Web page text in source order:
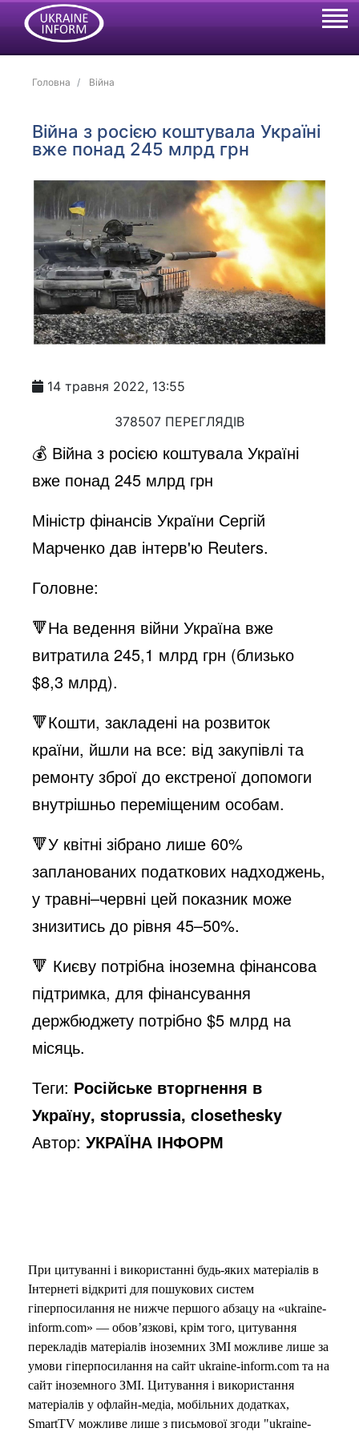
Головна Війна
Війна з росією коштувала Україні
вже понад 245 млрд грн
14 травня 2022, 13:55
378507 ПЕРЕГЛЯДІВ
💰 Війна з росією коштувала Україні
вже понад 245 млрд грн
Міністр фінансів України Сергій
Марченко дав інтерв'ю Reuters.
Головне:
🔻На ведення війни Україна вже
витратила 245,1 млрд грн (близько
$8,3 млрд).
🔻Кошти, закладені на розвиток
країни, йшли на все: від закупівлі та
ремонту зброї до екстреної допомоги
внутрішньо переміщеним особам.
🔻У квітні зібрано лише 60%
запланованих податкових надходжень,
у травні–червні цей показник може
знизитись до рівня 45–50%.
🔻 Києву потрібна іноземна фінансова
підтримка, для фінансування
держбюджету потрібно $5 млрд на
місяць.
Теги: Російське вторгнення в
Україну, stoprussia, closethesky
Автор:УКРАЇНА ІНФОРМ
При цитуванні і використанні будь-яких матеріалів в
Інтернеті відкриті для пошукових систем
гіперпосилання не нижче першого абзацу на «ukraine-
inform.com» — обов’язкові, крім того, цитування
перекладів матеріалів іноземних ЗМІ можливе лише за
умови гіперпосилання на сайт ukraine-inform.com та на
сайт іноземного ЗМІ. Цитування і використання
матеріалів у офлайн-медіа, мобільних додатках,
SmartTV можливе лише з письмової згоди "ukraine-